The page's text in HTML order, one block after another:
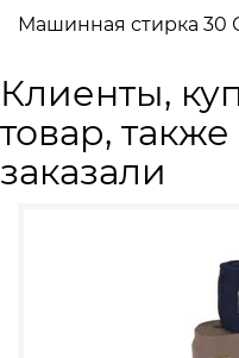
Машинная стирка 30
Клиенты,
товар,
заказали